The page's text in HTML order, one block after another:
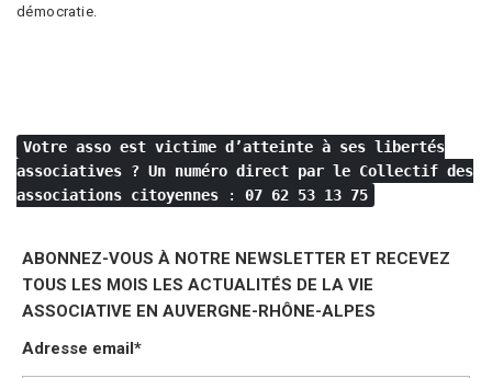
démocratie.
Votre asso est victime d’atteinte à ses libertés
associatives ? Un numéro direct par le Collectif des
associations citoyennes : 07 62 53 13 75
ABONNEZ-VOUS À NOTRE NEWSLETTER ET RECEVEZ
TOUS LES MOIS LES ACTUALITÉS DE LA VIE
ASSOCIATIVE EN AUVERGNE-RHÔNE-ALPES
Adresse email*